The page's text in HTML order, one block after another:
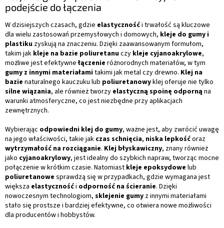
podejście do łączenia
W dzisiejszych czasach, gdzie elastycznośći trwałość są kluczowe
dla wielu zastosowań przemysłowych i domowych, kleje do gumy i
plastiku zyskują na znaczeniu. Dzięki zaawansowanym formułom,
takim jak kleje na bazie poliuretanuczy kleje cyjanoakrylowe,
możliwe jest efektywnełączenie różnorodnych materiałów, w tym
gumy z innymi materiałamitakimi jak metal czy drewno. Klej na
bazie naturalnego kauczuku lub poliuretanowyklej oferuje nie tylko
silne wiązania, ale również tworzy elastyczną spoinę odpornąna
warunki atmosferyczne, co jest niezbędne przy aplikacjach
zewnętrznych.
Wybierając odpowiedni klej do gumy, ważne jest, aby zwrócić uwagę
na jego właściwości, takie jak czas schnięcia, niska lepkośćoraz
wytrzymałość na rozciąganie. Klej błyskawiczny, znany również
jako cyjanoakrylowy, jest idealny do szybkich napraw, tworząc mocne
połączenie w krótkim czasie. Natomiast kleje epoksydowe lub
poliuretanowe sprawdzą się w przypadkach, gdzie wymagana jest
większa elastycznośći odporność na ścieranie. Dzięki
nowoczesnym technologiom, sklejenie gumy z innymi materiałami
stało się prostsze i bardziej efektywne, co otwiera nowe możliwości
dla producentów i hobbystów.